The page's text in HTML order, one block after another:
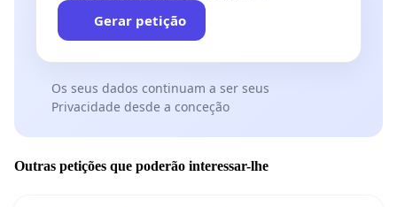
Gerar petição
Os seus dados continuam a ser seus
Privacidade desde a conceção
Outras petições que poderão interessar-lhe